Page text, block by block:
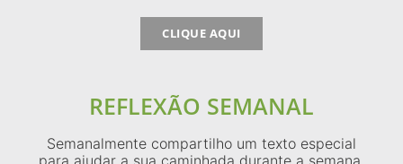
CLIQUE AQUI
REFLEXÃO SEMANAL
Semanalmente compartilho um texto especial
para ajudar a sua caminhada durante a semana.